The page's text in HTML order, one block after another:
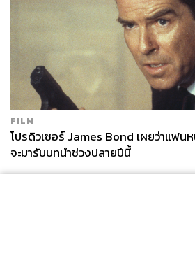
นอกจากนี้ WHA Group ยังได้หว่านเม
อนุรักษ์ลงในใจของคนรุ่นใหม่ ผ่าน ‘โ
แวดล้อม’ ซึ่งทำต่อเนื่องตั้งแต่ปี พ.ศ.
จัดการอบรมให้ความรู้ในด้านของสิ่งแ
คุณค่าของ ทรัพยากรน้ำแก่นักเรียนจำ
จาก 40 โรงเรียนโดยรอบนิคมอุตสาห
เป้าหมายของโครงการดังกล่าวคือกา
บวกแบบทวีคูณ (Multiplier Effect) ให้เย
เสมือนทูตสิ่งแวดล้อม ที่จะนำความรู้ค
FILM
โปรดิวเซอร์ James Bond เผยว่าแฟน
จะมารับบทนำช่วงปลายปีนี้